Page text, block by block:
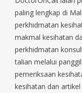
Payoh, Tanjong
Tengah, Upper East
Woodlands, West
paling lengkap di
perkhidmatan
makmal kesihatan
perkhidmatan
talian melalui
pemeriksaan
kesihatan dan